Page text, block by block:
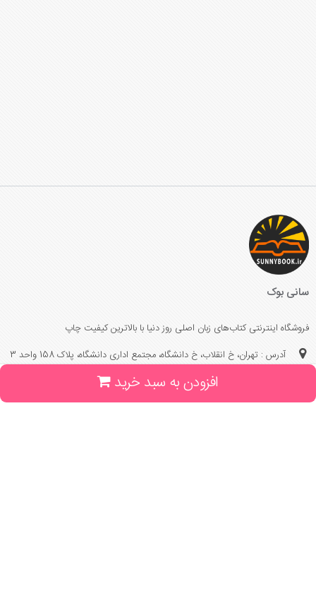
افزودن به سبد خرید
سانی بوک
فروشگاه اینترنتی کتاب‌های زبان اصلی روز دنیا با بالاترین کیفیت چاپ
آدرس : تهران، خ انقلاب، خ دانشگاه، مجتمع اداری دانشگاه، پلاک 158 واحد 3
تماس حاصل فرمایید)